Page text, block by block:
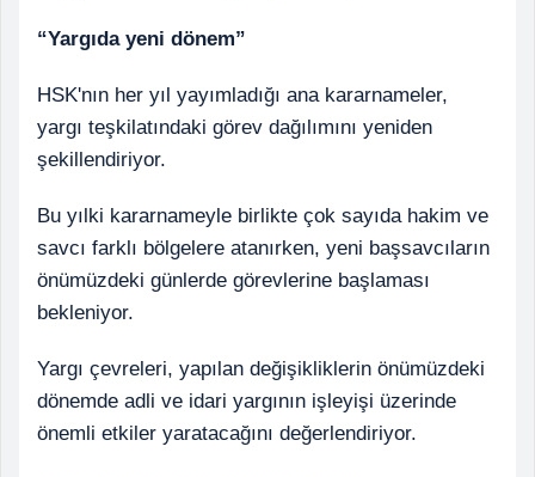
“Yargıda yeni dönem”
HSK'nın her yıl yayımladığı ana kararnameler,
yargı teşkilatındaki görev dağılımını yeniden
şekillendiriyor.
Bu yılki kararnameyle birlikte çok sayıda hakim ve
savcı farklı bölgelere atanırken, yeni başsavcıların
önümüzdeki günlerde görevlerine başlaması
bekleniyor.
Yargı çevreleri, yapılan değişikliklerin önümüzdeki
dönemde adli ve idari yargının işleyişi üzerinde
önemli etkiler yaratacağını değerlendiriyor.